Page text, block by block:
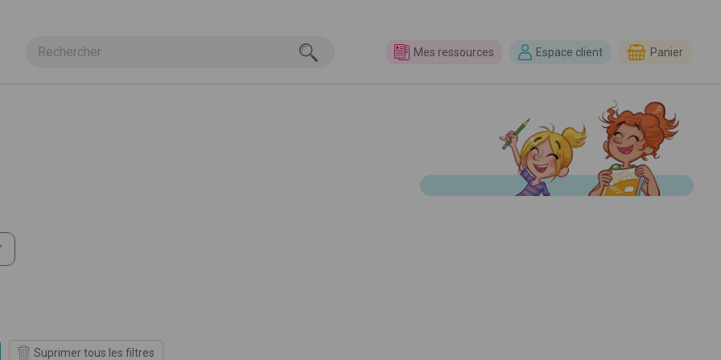
Mes ressources Espace client Panier
Suprimer tous les filtres